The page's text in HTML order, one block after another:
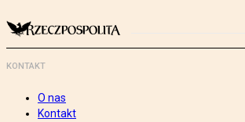
KONTAKT
O nas
Kontakt